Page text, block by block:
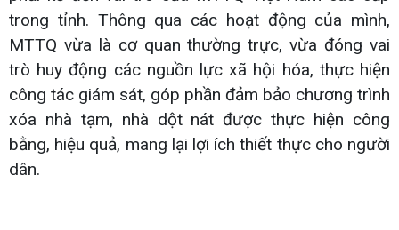
trong tỉnh. Thông qua các hoạt động của mình,
MTTQ vừa là cơ quan thường trực, vừa đóng vai
trò huy động các nguồn lực xã hội hóa, thực hiện
công tác giám sát, góp phần đảm bảo chương trình
xóa nhà tạm, nhà dột nát được thực hiện công
bằng, hiệu quả, mang lại lợi ích thiết thực cho người
dân.